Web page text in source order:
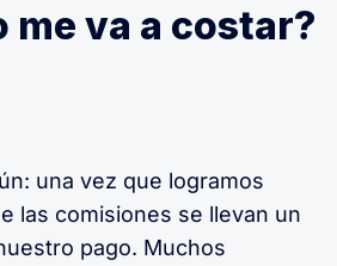
me va a costar?
una vez que logramos
las comisiones se llevan un
pago. Muchos